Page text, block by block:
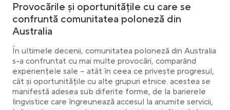
Provocările și oportunitățile cu care se
confruntă comunitatea poloneză din
Australia
În ultimele decenii, comunitatea poloneză din Australia
s-a confruntat cu mai multe provocări, comparând
experiențele sale – atât în ceea ce privește progresul,
cât și oportunitățile cu alte grupuri etnice. acestea se
manifestă adesea sub diferite forme, de la barierele
lingvistice care îngreunează accesul la anumite servicii,